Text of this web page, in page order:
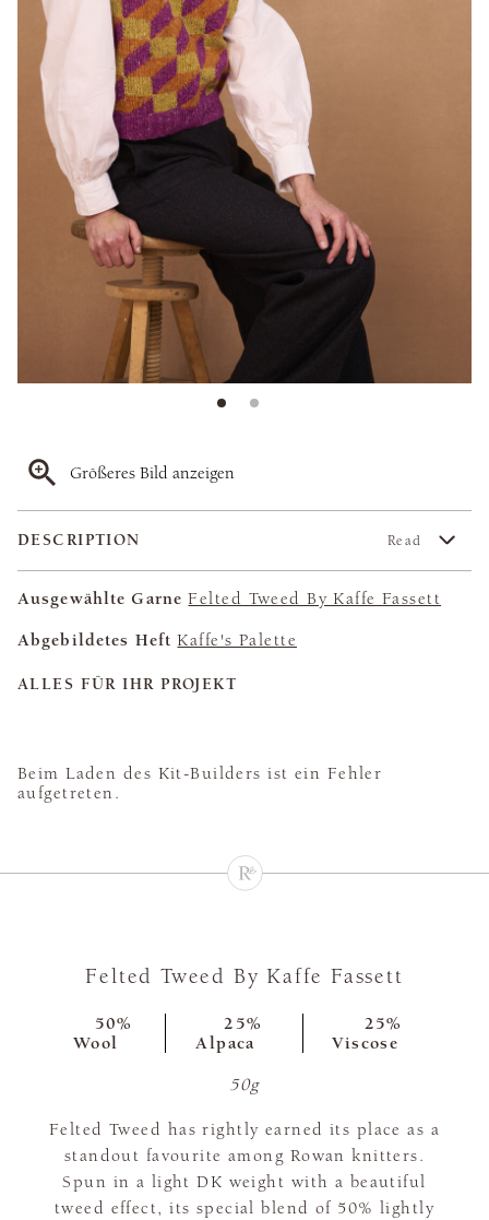
Größeres Bild anzeigen
DESCRIPTION Read
Ausgewählte Garne Felted Tweed By Kaffe Fassett
Abgebildetes Heft Kaffe's Palette
ALLES FÜR IHR PROJEKT
Beim Laden des Kit-Builders ist ein Fehler
aufgetreten.
Felted Tweed By Kaffe Fassett
50%
Wool
25%
Alpaca
25%
Viscose
50g
Felted Tweed has rightly earned its place as a
standout favourite among Rowan knitters.
Spun in a light DK weight with a beautiful
tweed effect, its special blend of 50% lightly